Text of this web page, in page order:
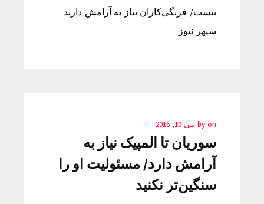
نیست/ فرنگی‌کاران نیاز به آرامش دارند
سپهر نیوز
by on می 10, 2016
سوریان تا المپیک نیاز به
آرامش دارد/ مسئولیت او را
سنگین‌تر نکنید